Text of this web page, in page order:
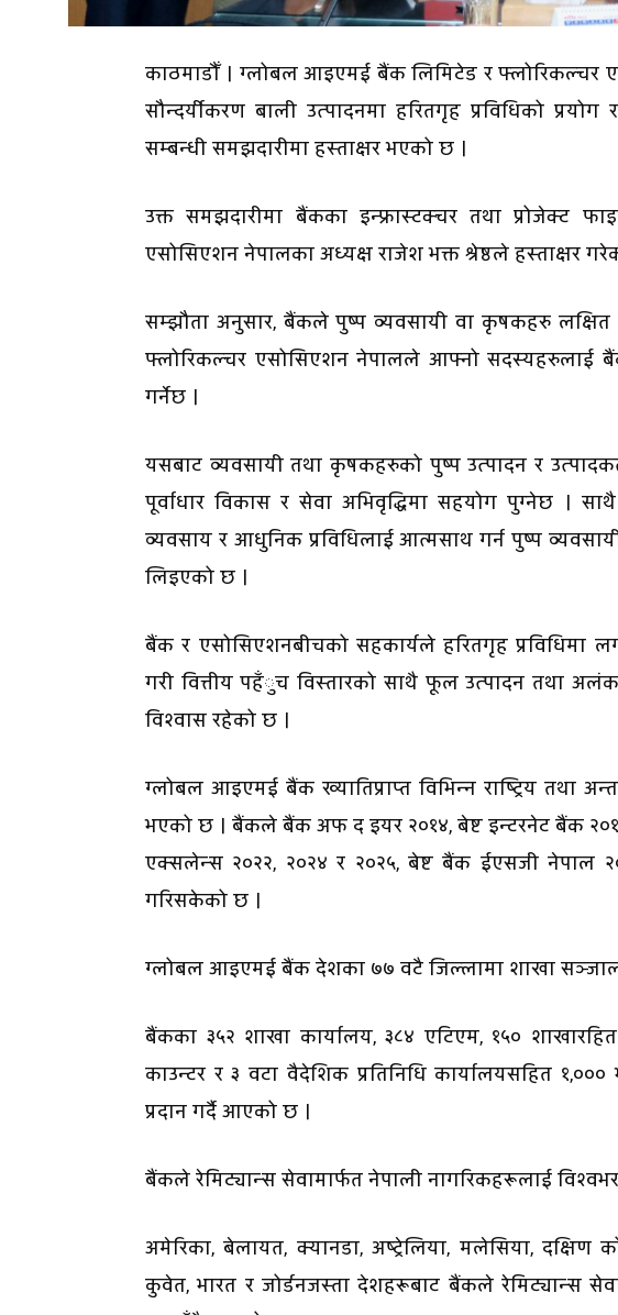
काठमाडौँ । ग्लोबल आइएमई बैंक लिमिटेड र
सौन्दर्यीकरण बाली उत्पादनमा हरितगृह प्रविधिको
सम्बन्धी समझदारीमा हस्ताक्षर भएको छ ।
उक्त समझदारीमा बैंकका इन्फ्रास्टक्चर तथा प्रोजेक्ट
एसोसिएशन नेपालका अध्यक्ष राजेश भक्त श्रेष्ठले हस्ताक्षर
सम्झौता अनुसार, बैंकले पुष्प व्यवसायी वा कृषकहरु लक्षित
फ्लोरिकल्चर एसोसिएशन नेपालले आफ्नो सदस्यहरुलाई
गर्नेछ ।
यसबाट व्यवसायी तथा कृषकहरुको पुष्प उत्पादन र
पूर्वाधार विकास र सेवा अभिवृद्धिमा सहयोग पुग्नेछ ।
व्यवसाय र आधुनिक प्रविधिलाई आत्मसाथ गर्न पुष्प
लिइएको छ ।
बैंक र एसोसिएशनबीचको सहकार्यले हरितगृह प्रविधिमा
गरी वित्तीय पहँुच विस्तारको साथै फूल उत्पादन तथा
विश्वास रहेको छ ।
ग्लोबल आइएमई बैंक ख्यातिप्राप्त विभिन्न राष्ट्रिय तथा
भएको छ । बैंकले बैंक अफ द इयर २०१४, बेष्ट इन्टरनेट बैंक
एक्सलेन्स २०२२, २०२४ र २०२५, बेष्ट बैंक ईएसजी नेपाल
गरिसकेको छ ।
ग्लोबल आइएमई बैंक देशका ७७ वटै जिल्लामा शाखा सञ्जाल
बैंकका ३५२ शाखा कार्यालय, ३८४ एटिएम, १५०
काउन्टर र ३ वटा वैदेशिक प्रतिनिधि कार्यालयसहित १,०००
प्रदान गर्दै आएको छ ।
बैंकले रेमिट्यान्स सेवामार्फत नेपाली नागरिकहरूलाई
अमेरिका, बेलायत, क्यानडा, अष्ट्रेलिया, मलेसिया, दक्षिण
कुवेत, भारत र जोर्डनजस्ता देशहरूबाट बैंकले रेमिट्यान्स